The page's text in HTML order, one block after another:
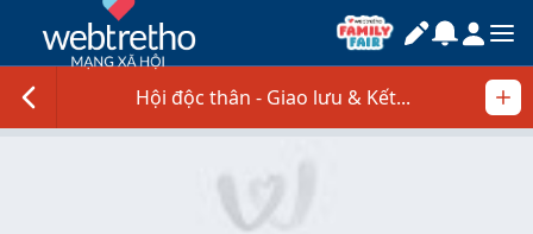
Hội độc thân - Giao lưu & Kết...